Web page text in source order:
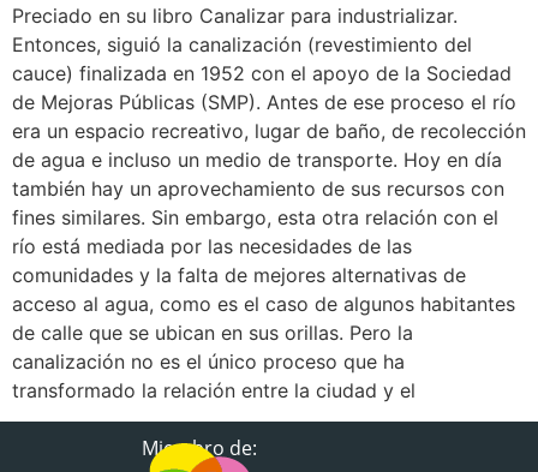
Preciado en su libro Canalizar para industrializar.
Entonces, siguió la canalización (revestimiento del
cauce) finalizada en 1952 con el apoyo de la Sociedad
de Mejoras Públicas (SMP). Antes de ese proceso el río
era un espacio recreativo, lugar de baño, de recolección
de agua e incluso un medio de transporte. Hoy en día
también hay un aprovechamiento de sus recursos con
fines similares. Sin embargo, esta otra relación con el
río está mediada por las necesidades de las
comunidades y la falta de mejores alternativas de
acceso al agua, como es el caso de algunos habitantes
de calle que se ubican en sus orillas. Pero la
canalización no es el único proceso que ha
transformado la relación entre la ciudad y el
Miembro de: